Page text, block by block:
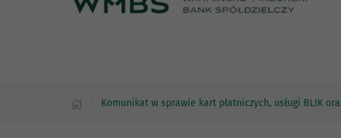
Komunikat w sprawie kart płatniczych, usługi BLIK